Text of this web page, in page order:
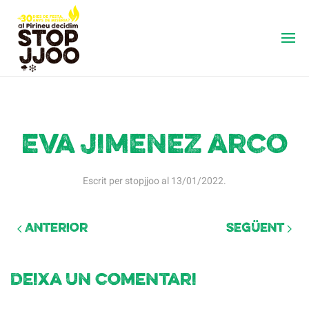
eva jimenez arco
Escrit perstopjjooal13/01/2022.
Anterior Següent
Deixa un comentari